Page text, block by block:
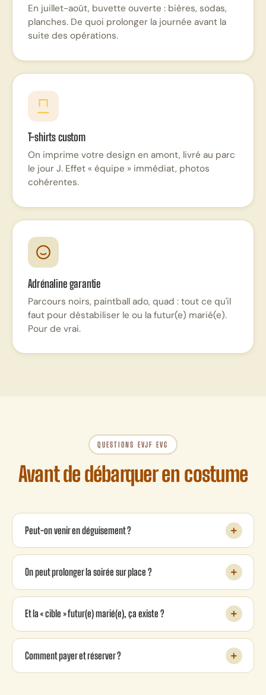
En juillet-août, buvette ouverte : bières, sodas,
planches. De quoi prolonger la journée avant la
suite des opérations.
T-shirts custom
On imprime votre design en amont, livré au parc
le jour J. Effet « équipe » immédiat, photos
cohérentes.
Adrénaline garantie
Parcours noirs, paintball ado, quad : tout ce qu'il
faut pour déstabiliser le ou la futur(e) marié(e).
Pour de vrai.
QUESTIONS EVJF EVG
Avant de débarquer en costume
Peut-on venir en déguisement ?
On peut prolonger la soirée sur place ?
Et la « cible » futur(e) marié(e), ça existe ?
Comment payer et réserver ?